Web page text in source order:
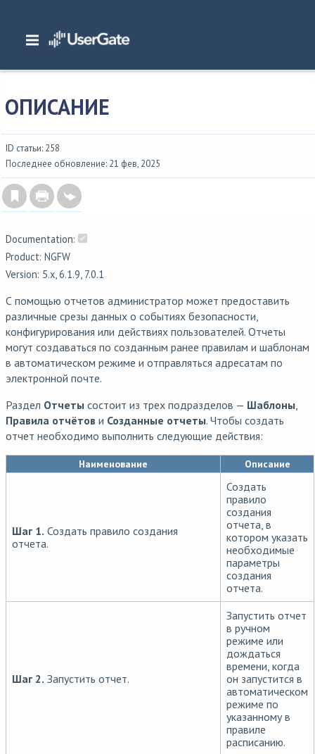
Главная/ Документация/NGFW
Журналы и отчеты
ОПИСАНИЕ
ID статьи: 258
Последнее обновление: 21 фев, 2025
Documentation:
Product: NGFW
Version: 5.x, 6.1.9, 7.0.1
С помощью отчетов администратор может предоставить
различные срезы данных о событиях безопасности,
конфигурирования или действиях пользователей. Отчеты
могут создаваться по созданным ранее правилам и шаблонам
в автоматическом режиме и отправляться адресатам по
электронной почте.
Раздел Отчеты состоит из трех подразделов — Шаблоны,
Правила отчётов и Созданные отчеты. Чтобы создать
отчет необходимо выполнить следующие действия:
Наименование Описание
Шаг 1. Создать правило создания
отчета.
Создать
правило
создания
отчета, в
котором указать
необходимые
параметры
создания
отчета.
Шаг 2. Запустить отчет.
Запустить отчет
в ручном
режиме или
дождаться
времени, когда
он запустится в
автоматическом
режиме по
указанному в
правиле
расписанию.